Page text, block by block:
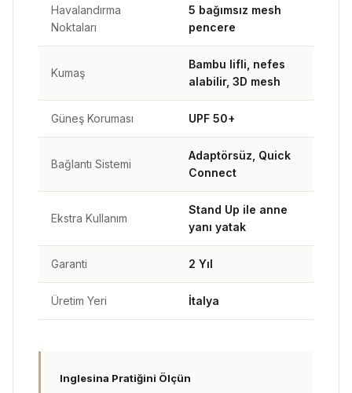
Havalandırma
Noktaları
5 bağımsız mesh
pencere
Kumaş
Bambu lifli, nefes
alabilir, 3D mesh
Güneş Koruması UPF 50+
Bağlantı Sistemi
Adaptörsüz, Quick
Connect
Ekstra Kullanım
Stand Up ile anne
yanı yatak
Garanti 2 Yıl
Üretim Yeri İtalya
Inglesina Pratiğini Ölçün